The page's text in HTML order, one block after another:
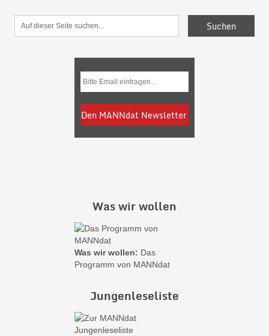
Was wir wollen
Was wir wollen: Das
Programm von MANNdat
Jungenleseliste